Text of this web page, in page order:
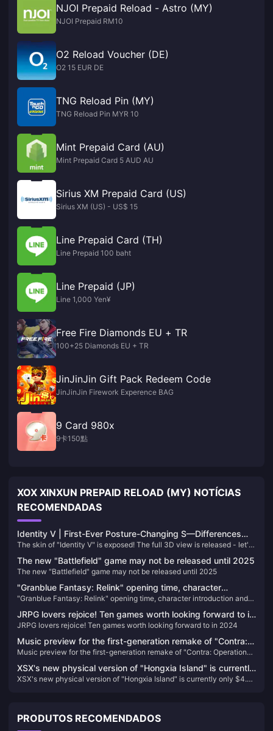
NJOI Prepaid Reload - Astro (MY)
NJOI Prepaid RM10
O2 Reload Voucher (DE)
O2 15 EUR DE
TNG Reload Pin (MY)
TNG Reload Pin MYR 10
Mint Prepaid Card (AU)
Mint Prepaid Card 5 AUD AU
Sirius XM Prepaid Card (US)
Sirius XM (US) - US$ 15
Line Prepaid Card (TH)
Line Prepaid 100 baht
Line Prepaid (JP)
Line 1,000 Yen¥
Free Fire Diamonds EU + TR
100+25 Diamonds EU + TR
JinJinJin Gift Pack Redeem Code
JinJinJin Firework Experence BAG
9 Card 980x
9卡150點
XOX XINXUN PREPAID RELOAD (MY) NOTÍCIAS
RECOMENDADAS
Identity V | First-Ever Posture-Changing S—Differences
from the Poster?
The skin of "Identity V" is exposed! The full 3D view is released - let's
The new "Battlefield" game may not be released until 2025
The new "Battlefield" game may not be released until 2025
"Granblue Fantasy: Relink" opening time, character
introduction and other information announced
"Granblue Fantasy: Relink" opening time, character introduction and
JRPG lovers rejoice! Ten games worth looking forward to in
2024
JRPG lovers rejoice! Ten games worth looking forward to in 2024
Music preview for the first-generation remake of "Contra:
Operation Galuga"
Music preview for the first-generation remake of "Contra: Operation
XSX's new physical version of "Hongxia Island" is currently
only $4.37 on GameSpot
XSX's new physical version of "Hongxia Island" is currently only $4.37
PRODUTOS RECOMENDADOS